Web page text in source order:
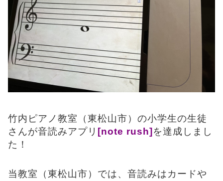
竹内ピアノ教室（東松山市）の小学生の生徒
さんが音読みアプリ [note rush] を達成しまし
た！
当教室（東松山市）では、音読みはカードや